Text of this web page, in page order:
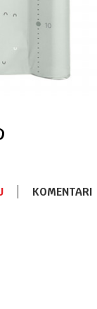
KOMENTARI